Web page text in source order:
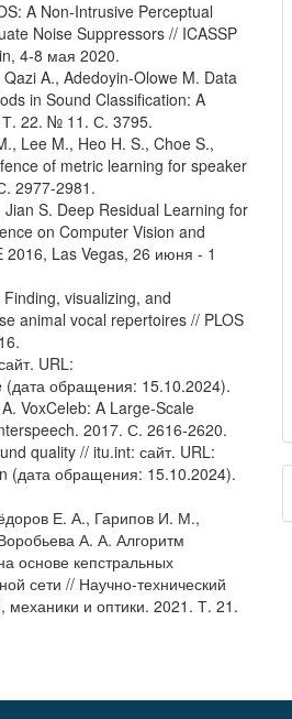
A Non-Intrusive Perceptual
Noise Suppressors // ICASSP
4-8 мая 2020.
A., Adedoyin-Olowe M. Data
in Sound Classification: A
Т. 22. № 11. С. 3795.
Lee M., Heo H. S., Choe S.,
of metric learning for speaker
2977-2981.
S. Deep Residual Learning for
on Computer Vision and
2016, Las Vegas, 26 июня - 1
visualizing, and
animal vocal repertoires // PLOS
URL:
обращения: 15.10.2024).
VoxCeleb: A Large-Scale
2017. С. 2616-2620.
quality // itu.int: сайт. URL:
(дата обращения: 15.10.2024).
Е. А., Гарипов И. М.,
А. А. Алгоритм
основе кепстральных
сети // Научно-технический
механики и оптики. 2021. Т. 21.